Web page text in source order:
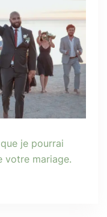
je pourrai
votre mariage.